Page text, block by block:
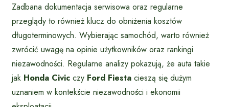
Zadbana dokumentacja serwisowa oraz regularne
przeglądy to również klucz do obniżenia kosztów
długoterminowych. Wybierając samochód, warto również
zwrócić uwagę na opinie użytkowników oraz rankingi
niezawodności. Regularne analizy pokazują, że auta takie
jak Honda Civic czy Ford Fiesta cieszą się dużym
uznaniem w kontekście niezawodności i ekonomii